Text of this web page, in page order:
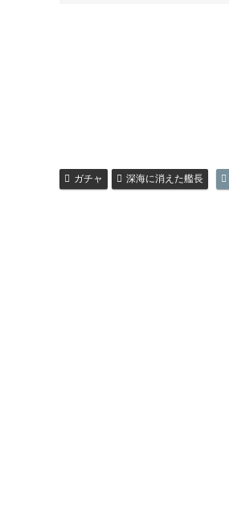
ガチャ 深海に消えた艦長